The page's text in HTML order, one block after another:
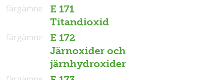
E 171
Titandioxid
färgämne
E 172
Järnoxider och
järnhydroxider
färgämne